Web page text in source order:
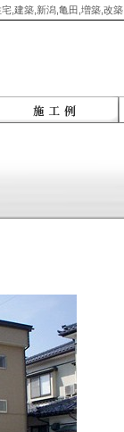
,建築,新潟,亀田,増築,改